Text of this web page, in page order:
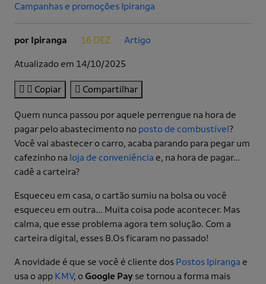
Campanhas e promoções Ipiranga
por Ipiranga 16 DEZ Artigo
Atualizado em 14/10/2025
Copiar Compartilhar
Quem nunca passou por aquele perrengue na hora de
pagar pelo abastecimento no posto de combustível?
Você vai abastecer o carro, acaba parando para pegar um
cafezinho na loja de conveniência e, na hora de pagar…
cadê a carteira?
Esqueceu em casa, o cartão sumiu na bolsa ou você
esqueceu em outra… Muita coisa pode acontecer. Mas
calma, que esse problema agora tem solução. Com a
carteira digital, esses B.Os ficaram no passado!
A novidade é que se você é cliente dos Postos Ipiranga e
usa o app KMV, o Google Pay se tornou a forma mais